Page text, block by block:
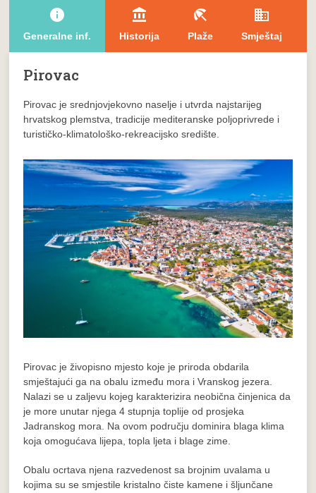
info
Generalne inf.
account_balance
Historija
beach_access
Plaže
domain
Smještaj
Pirovac
Pirovac je srednjovjekovno naselje i utvrda najstarijeg
hrvatskog plemstva, tradicije mediteranske poljoprivrede i
turističko-klimatološko-rekreacijsko središte.
Pirovac je živopisno mjesto koje je priroda obdarila
smještajući ga na obalu između mora i Vranskog jezera.
Nalazi se u zaljevu kojeg karakterizira neobična činjenica da
je more unutar njega 4 stupnja toplije od prosjeka
Jadranskog mora. Na ovom području dominira blaga klima
koja omogućava lijepa, topla ljeta i blage zime.
Obalu ocrtava njena razvedenost sa brojnim uvalama u
kojima su se smjestile kristalno čiste kamene i šljunčane